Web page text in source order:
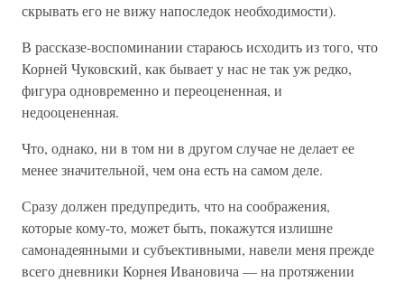
скрывать его не вижу напоследок необходимости).
В рассказе-воспоминании стараюсь исходить из того, что
Корней Чуковский, как бывает у нас не так уж редко,
фигура одновременно и переоцененная, и
недооцененная.
Что, однако, ни в том ни в другом случае не делает ее
менее значительной, чем она есть на самом деле.
Сразу должен предупредить, что на соображения,
которые кому-то, может быть, покажутся излишне
самонадеянными и субъективными, навели меня прежде
всего дневники Корнея Ивановича — на протяжении